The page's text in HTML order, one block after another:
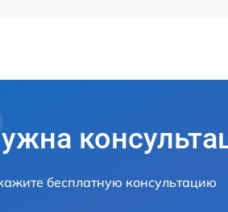
бесплатную консультацию